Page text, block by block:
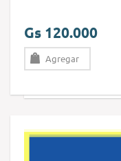
Gs 120.000
Agregar